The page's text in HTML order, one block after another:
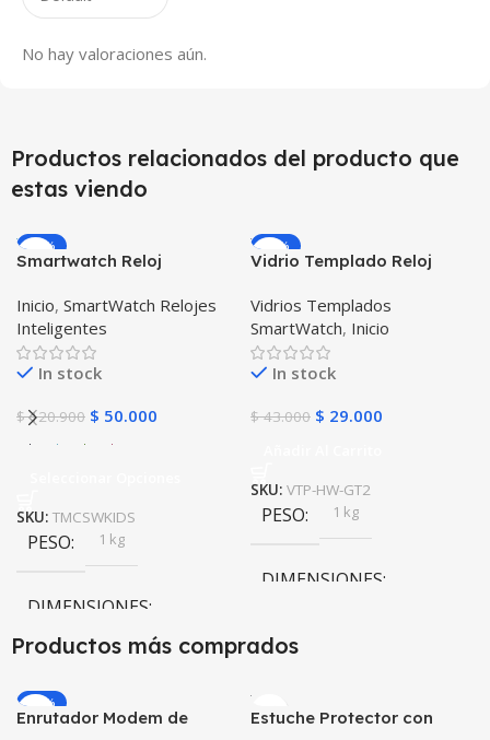
No hay valoraciones aún.
Productos relacionados del producto que
estas viendo
-59%
Smartwatch Reloj
GPS Ubicar Niños SOS
Inicio, SmartWatch Relojes
Inteligentes
In stock
$120.900 $ 50.000
SKU: TMCSWKIDS
PESO 1 kg
DIMENSIONES
COLOR
-33%
Vidrio Templado Reloj
Huawei Gt2 46mm X2
Unidades
Vidrios Templados
SmartWatch, Inicio
In stock
$43.000 $ 29.000
SKU: VTP-HW-GT2
PESO 1 kg
DIMENSIONES
10 × 10 × 10 cm
Productos más comprados
-20%
Enrutador Modem de
Estuche Protector con